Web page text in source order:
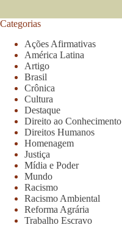
Categorias
Ações Afirmativas
América Latina
Artigo
Brasil
Crônica
Cultura
Destaque
Direito ao Conhecimento
Direitos Humanos
Homenagem
Justiça
Mídia e Poder
Mundo
Racismo
Racismo Ambiental
Reforma Agrária
Trabalho Escravo